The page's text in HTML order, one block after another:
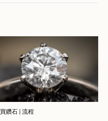
買鑽石 | 流程